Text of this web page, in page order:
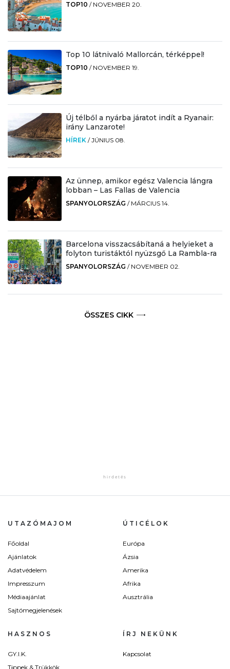
TOP10 / NOVEMBER 20.
Top 10 látnivaló Mallorcán, térképpel!
TOP10 / NOVEMBER 19.
Új télből a nyárba járatot indít a Ryanair:
irány Lanzarote!
HÍREK /JÚNIUS 08.
Az ünnep, amikor egész Valencia lángra
lobban – Las Fallas de Valencia
SPANYOLORSZÁG / MÁRCIUS 14.
Barcelona visszacsábítaná a helyieket a
folyton turistáktól nyüzsgő La Rambla-ra
SPANYOLORSZÁG / NOVEMBER 02.
ÖSSZES CIKK
UTAZÓMAJOM
Főoldal
Ajánlatok
Adatvédelem
Impresszum
Médiaajánlat
Sajtómegjelenések
ÚTICÉLOK
Európa
Ázsia
Amerika
Afrika
Ausztrália
HASZNOS
GY.I.K.
Tippek & Trükkök
ÍRJ NEKÜNK
Kapcsolat